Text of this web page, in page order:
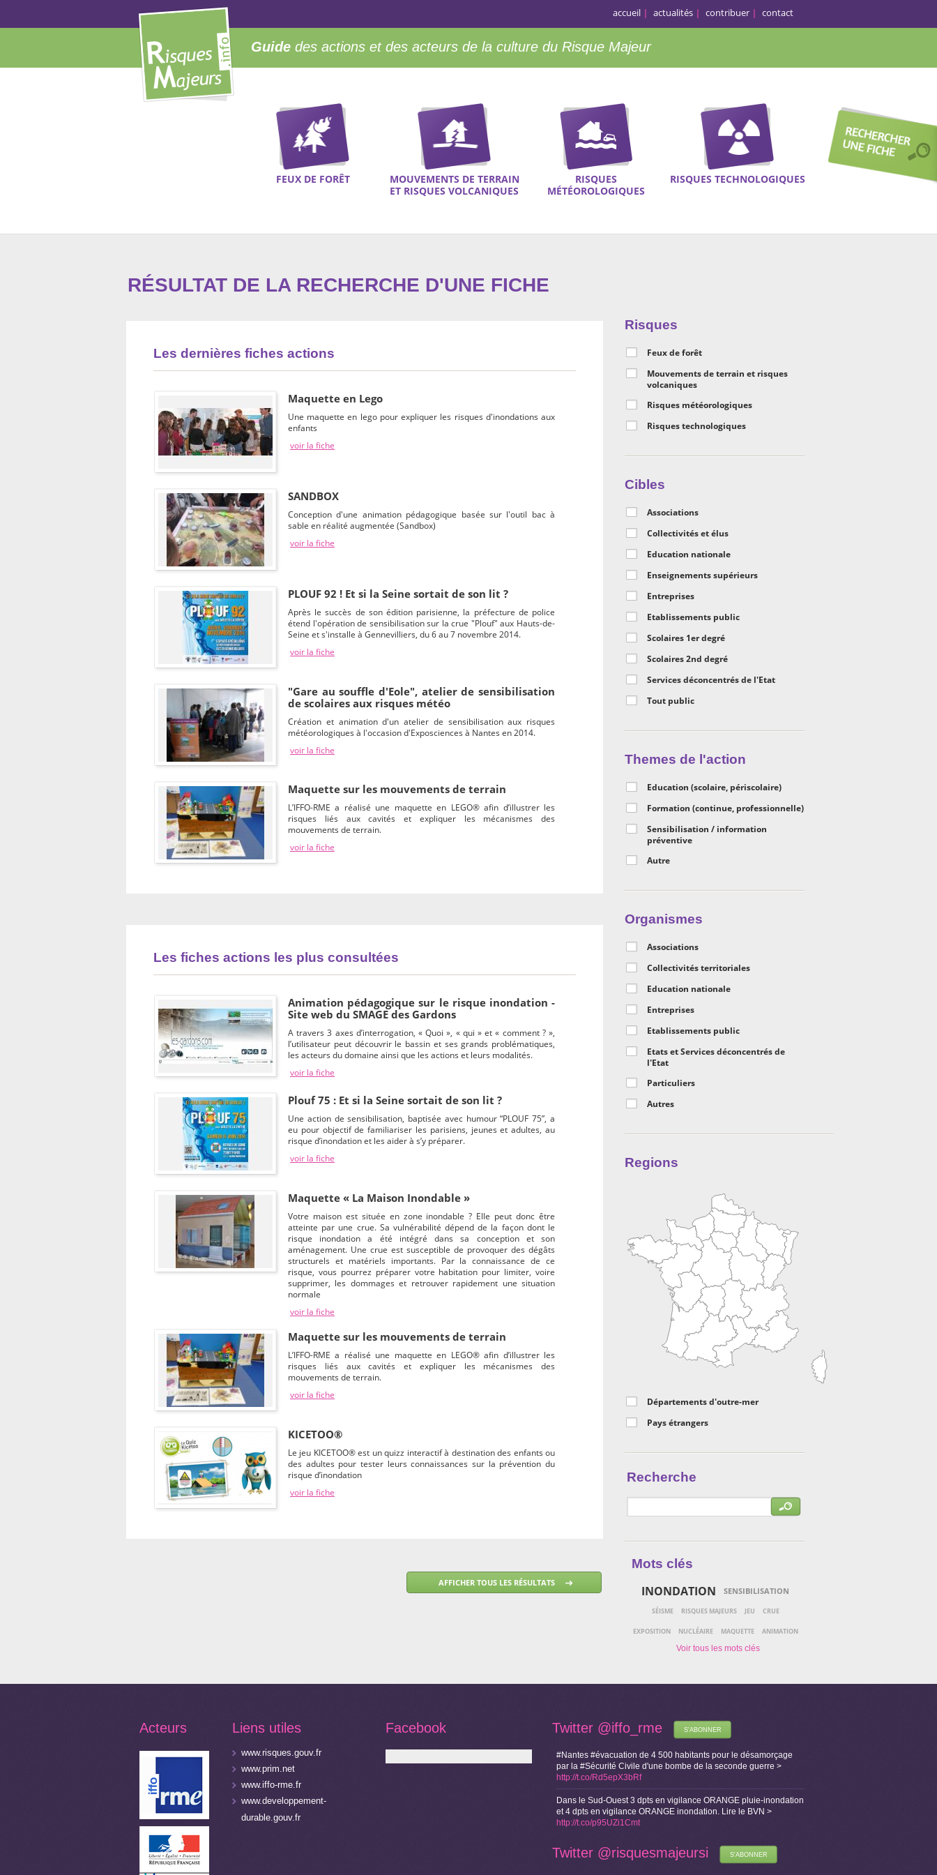
accueil actualités contribuer contact
Guide des actions et des acteurs de la culture du Risque Majeur
FEUX DE FORÊT
MOUVEMENTS DE TERRAIN
ET RISQUES VOLCANIQUES
RISQUES
MÉTÉOROLOGIQUES
RISQUES TECHNOLOGIQUES
RÉSULTAT DE LA RECHERCHE D'UNE FICHE
Les dernières fiches actions
Maquette en Lego
Une maquette en lego pour expliquer les risques d'inondations aux
enfants
voir la fiche
SANDBOX
Conception d'une animation pédagogique basée sur l'outil bac à
sable en réalité augmentée (Sandbox)
voir la fiche
PLOUF 92 ! Et si la Seine sortait de son lit ?
Après le succès de son édition parisienne, la préfecture de police
étend l'opération de sensibilisation sur la crue "Plouf" aux Hauts-de-
Seine et s'installe à Gennevilliers, du 6 au 7 novembre 2014.
voir la fiche
"Gare au souffle d'Eole", atelier de sensibilisation
de scolaires aux risques météo
Création et animation d'un atelier de sensibilisation aux risques
météorologiques à l'occasion d'Exposciences à Nantes en 2014.
voir la fiche
Maquette sur les mouvements de terrain
L’IFFO-RME a réalisé une maquette en LEGO® afin d’illustrer les
risques liés aux cavités et expliquer les mécanismes des
mouvements de terrain.
voir la fiche
Les fiches actions les plus consultées
Animation pédagogique sur le risque inondation -
Site web du SMAGE des Gardons
A travers 3 axes d’interrogation, « Quoi », « qui » et « comment ? »,
l’utilisateur peut découvrir le bassin et ses grands problématiques,
les acteurs du domaine ainsi que les actions et leurs modalités.
voir la fiche
Plouf 75 : Et si la Seine sortait de son lit ?
Une action de sensibilisation, baptisée avec humour “PLOUF 75”, a
eu pour objectif de familiariser les parisiens, jeunes et adultes, au
risque d’inondation et les aider à s’y préparer.
voir la fiche
Maquette « La Maison Inondable »
Votre maison est située en zone inondable ? Elle peut donc être
atteinte par une crue. Sa vulnérabilité dépend de la façon dont le
risque inondation a été intégré dans sa conception et son
aménagement. Une crue est susceptible de provoquer des dégâts
structurels et matériels importants. Par la connaissance de ce
risque, vous pourrez préparer votre habitation pour limiter, voire
supprimer, les dommages et retrouver rapidement une situation
normale
voir la fiche
Maquette sur les mouvements de terrain
L’IFFO-RME a réalisé une maquette en LEGO® afin d’illustrer les
risques liés aux cavités et expliquer les mécanismes des
mouvements de terrain.
voir la fiche
KICETOO®
Le jeu KICETOO® est un quizz interactif à destination des enfants ou
des adultes pour tester leurs connaissances sur la prévention du
risque d’inondation
voir la fiche
Risques
Feux de forêt
Mouvements de terrain et risques
volcaniques
Risques météorologiques
Risques technologiques
Cibles
Associations
Collectivités et élus
Education nationale
Enseignements supérieurs
Entreprises
Etablissements public
Scolaires 1er degré
Scolaires 2nd degré
Services déconcentrés de l'Etat
Tout public
Themes de l'action
Education (scolaire, périscolaire)
Formation (continue, professionnelle)
Sensibilisation / information
préventive
Autre
Organismes
Associations
Collectivités territoriales
Education nationale
Entreprises
Etablissements public
Etats et Services déconcentrés de
l'Etat
Particuliers
Autres
Regions
Départements d'outre-mer
Pays étrangers
Recherche
Mots clés
INONDATION SENSIBILISATION
SÉISME RISQUES MAJEURS JEU CRUE
EXPOSITION NUCLÉAIRE MAQUETTE ANIMATION
Acteurs Liens utiles
www.risques.gouv.fr
www.prim.net
www.iffo-rme.fr
www.developpement-
durable.gouv.fr
Facebook Twitter @iffo_rme S'ABONNER
#Nantes #évacuation de 4 500 habitants pour le désamorçage
par la #Sécurité Civile d'une bombe de la seconde guerre >
http://t.co/Rd5epX3bRf
Dans le Sud-Ouest 3 dpts en vigilance ORANGE pluie-inondation
et 4 dpts en vigilance ORANGE inondation. Lire le BVN >
http://t.co/p95UZi1Cmt
Twitter @risquesmajeursi S'ABONNER